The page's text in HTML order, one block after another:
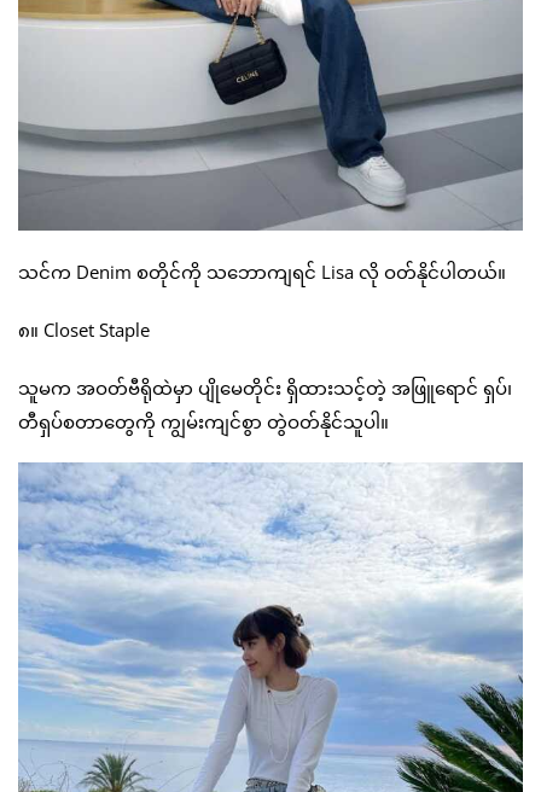
သင်က Denim စတိုင်ကို သဘောကျရင် Lisa လို ဝတ်နိုင်ပါတယ်။
၈။ Closet Staple
သူမက အဝတ်ဗီရိုထဲမှာ ပျိုမေတိုင်း ရှိထားသင့်တဲ့ အဖြူရောင် ရှပ်၊
တီရှပ်စတာတွေကို ကျွမ်းကျင်စွာ တွဲဝတ်နိုင်သူပါ။